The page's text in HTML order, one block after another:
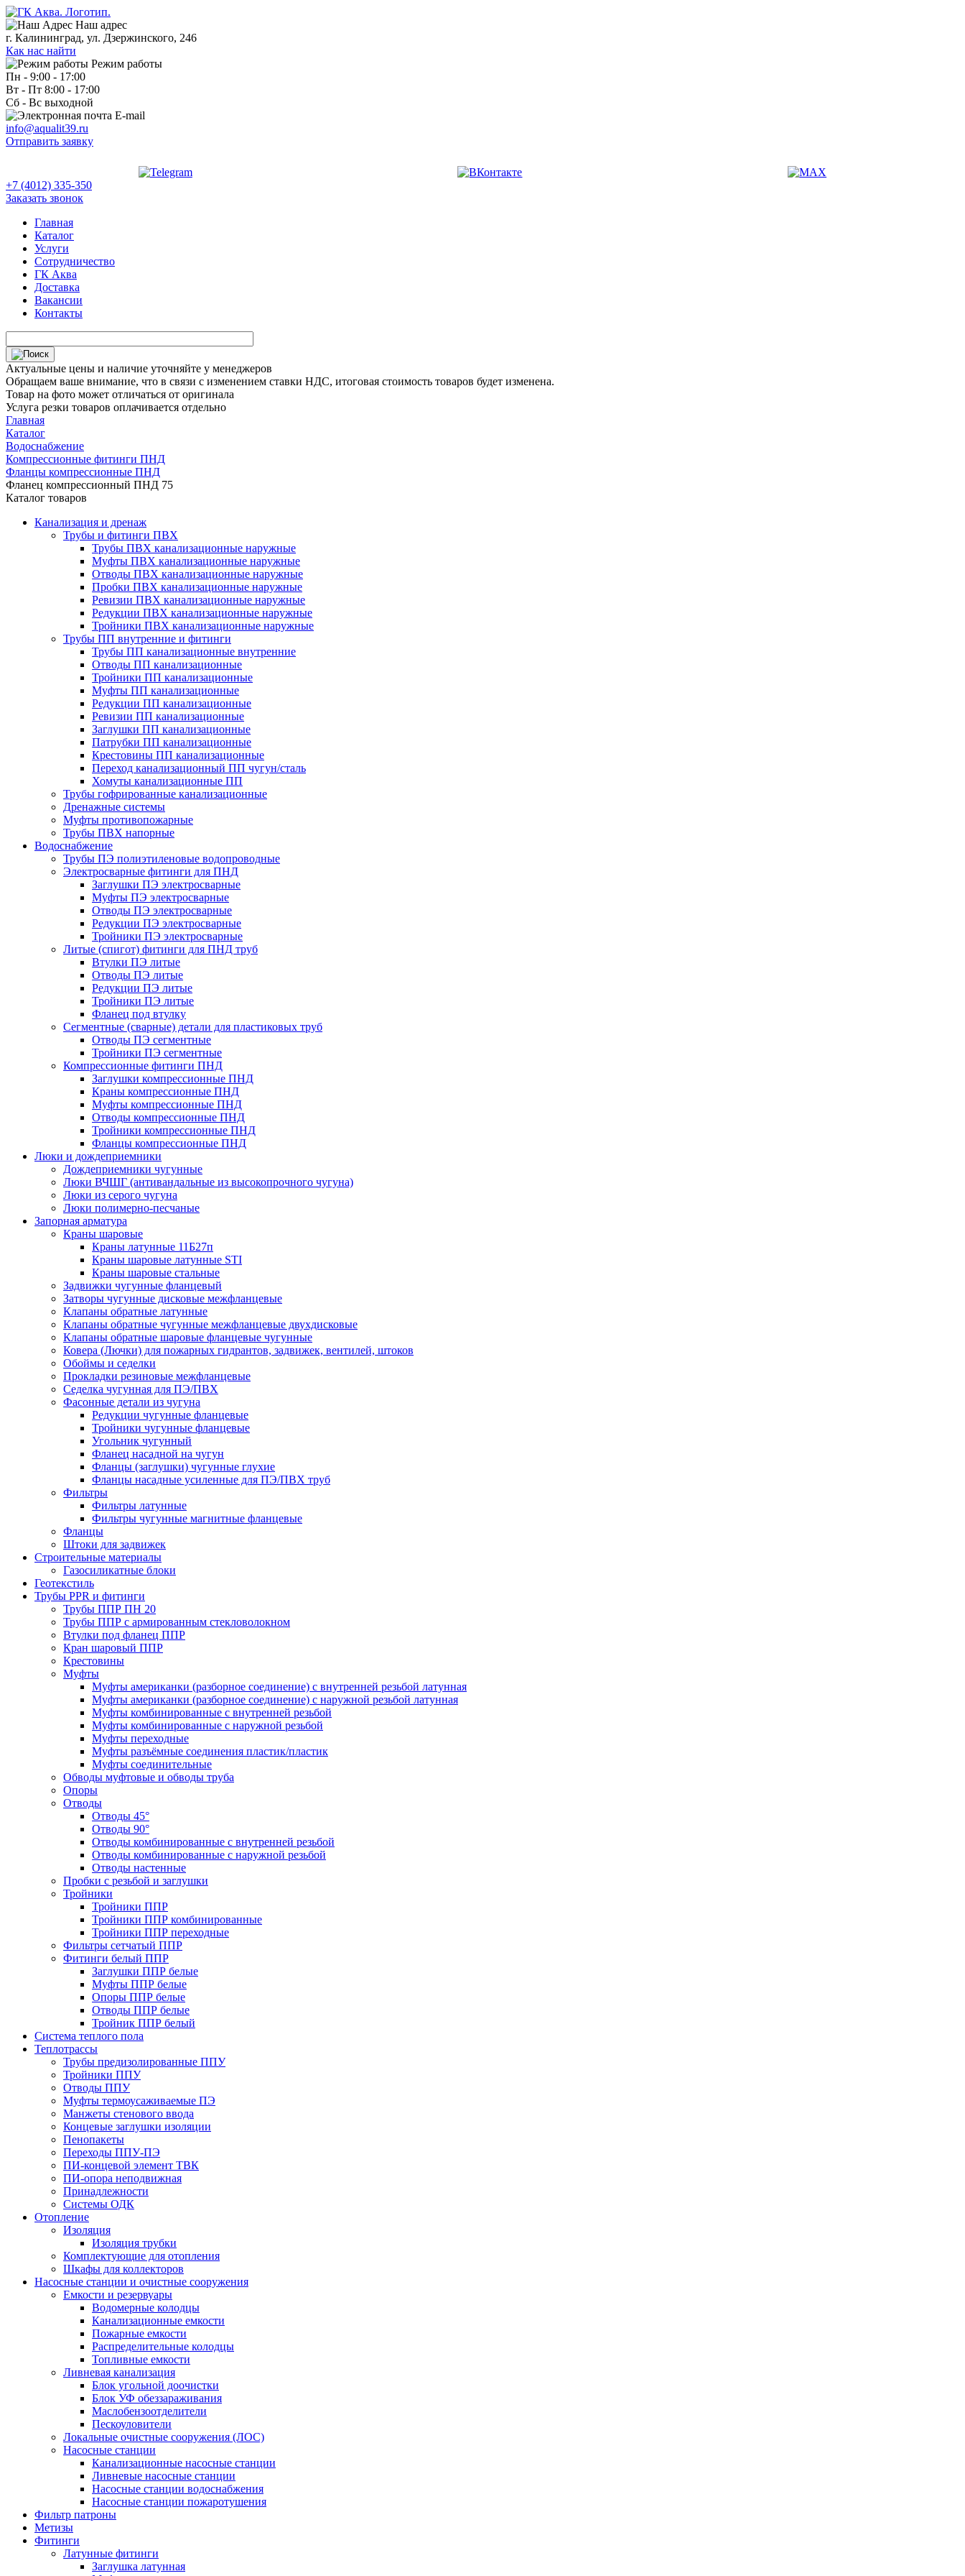
Наш адрес
г. Калининград, ул. Дзержинского, 246
Как нас найти
Режим работы
Пн - 9:00 - 17:00
Вт - Пт 8:00 - 17:00
Сб - Вс выходной
E-mail
info@aqualit39.ru
Отправить заявку
+7 (4012) 335-350
Заказать звонок
Главная
Каталог
Услуги
Сотрудничество
ГК Аква
Доставка
Вакансии
Контакты
Актуальные цены и наличие уточняйте у менеджеров
Обращаем ваше внимание, что в связи с изменением ставки НДС, итоговая стоимость товаров будет изменена.
Товар на фото может отличаться от оригинала
Услуга резки товаров оплачивается отдельно
Главная
Каталог
Водоснабжение
Компрессионные фитинги ПНД
Фланцы компрессионные ПНД
Фланец компрессионный ПНД 75
Каталог товаров
Канализация и дренаж
Трубы и фитинги ПВХ
Трубы ПВХ канализационные наружные
Муфты ПВХ канализационные наружные
Отводы ПВХ канализационные наружные
Пробки ПВХ канализационные наружные
Ревизии ПВХ канализационные наружные
Редукции ПВХ канализационные наружные
Тройники ПВХ канализационные наружные
Трубы ПП внутренние и фитинги
Трубы ПП канализационные внутренние
Отводы ПП канализационные
Тройники ПП канализационные
Муфты ПП канализационные
Редукции ПП канализационные
Ревизии ПП канализационные
Заглушки ПП канализационные
Патрубки ПП канализационные
Крестовины ПП канализационные
Переход канализационный ПП чугун/сталь
Хомуты канализационные ПП
Трубы гофрированные канализационные
Дренажные системы
Муфты противопожарные
Трубы ПВХ напорные
Водоснабжение
Трубы ПЭ полиэтиленовые водопроводные
Электросварные фитинги для ПНД
Заглушки ПЭ электросварные
Муфты ПЭ электросварные
Отводы ПЭ электросварные
Редукции ПЭ электросварные
Тройники ПЭ электросварные
Литые (спигот) фитинги для ПНД труб
Втулки ПЭ литые
Отводы ПЭ литые
Редукции ПЭ литые
Тройники ПЭ литые
Фланец под втулку
Сегментные (сварные) детали для пластиковых труб
Отводы ПЭ сегментные
Тройники ПЭ сегментные
Компрессионные фитинги ПНД
Заглушки компрессионные ПНД
Краны компрессионные ПНД
Муфты компрессионные ПНД
Отводы компрессионные ПНД
Тройники компрессионные ПНД
Фланцы компрессионные ПНД
Люки и дождеприемники
Дождеприемники чугунные
Люки ВЧШГ (антивандальные из высокопрочного чугуна)
Люки из серого чугуна
Люки полимерно-песчаные
Запорная арматура
Краны шаровые
Краны латунные 11Б27п
Краны шаровые латунные STI
Краны шаровые стальные
Задвижки чугунные фланцевый
Затворы чугунные дисковые межфланцевые
Клапаны обратные латунные
Клапаны обратные чугунные межфланцевые двухдисковые
Клапаны обратные шаровые фланцевые чугунные
Ковера (Лючки) для пожарных гидрантов, задвижек, вентилей, штоков
Обоймы и седелки
Прокладки резиновые межфланцевые
Седелка чугунная для ПЭ/ПВХ
Фасонные детали из чугуна
Редукции чугунные фланцевые
Тройники чугунные фланцевые
Угольник чугунный
Фланец насадной на чугун
Фланцы (заглушки) чугунные глухие
Фланцы насадные усиленные для ПЭ/ПВХ труб
Фильтры
Фильтры латунные
Фильтры чугунные магнитные фланцевые
Фланцы
Штоки для задвижек
Строительные материалы
Газосиликатные блоки
Геотекстиль
Трубы PPR и фитинги
Трубы ППР ПН 20
Трубы ППР с армированным стекловолокном
Втулки под фланец ППР
Кран шаровый ППР
Крестовины
Муфты
Муфты американки (разборное соединение) с внутренней резьбой латунная
Муфты американки (разборное соединение) с наружной резьбой латунная
Муфты комбинированные с внутренней резьбой
Муфты комбинированные с наружной резьбой
Муфты переходные
Муфты разъёмные соединения пластик/пластик
Муфты соединительные
Обводы муфтовые и обводы труба
Опоры
Отводы
Отводы 45°
Отводы 90°
Отводы комбинированные с внутренней резьбой
Отводы комбинированные с наружной резьбой
Отводы настенные
Пробки с резьбой и заглушки
Тройники
Тройники ППР
Тройники ППР комбинированные
Тройники ППР переходные
Фильтры сетчатый ППР
Фитинги белый ППР
Заглушки ППР белые
Муфты ППР белые
Опоры ППР белые
Отводы ППР белые
Тройник ППР белый
Система теплого пола
Теплотрассы
Трубы предизолированные ППУ
Тройники ППУ
Отводы ППУ
Муфты термоусаживаемые ПЭ
Манжеты стенового ввода
Концевые заглушки изоляции
Пенопакеты
Переходы ППУ-ПЭ
ПИ-концевой элемент ТВК
ПИ-опора неподвижная
Принадлежности
Системы ОДК
Отопление
Изоляция
Изоляция трубки
Комплектующие для отопления
Шкафы для коллекторов
Насосные станции и очистные сооружения
Емкости и резервуары
Водомерные колодцы
Канализационные емкости
Пожарные емкости
Распределительные колодцы
Топливные емкости
Ливневая канализация
Блок угольной доочистки
Блок УФ обеззараживания
Маслобензоотделители
Пескоуловители
Локальные очистные сооружения (ЛОС)
Насосные станции
Канализационные насосные станции
Ливневые насосные станции
Насосные станции водоснабжения
Насосные станции пожаротушения
Фильтр патроны
Метизы
Фитинги
Латунные фитинги
Заглушка латунная